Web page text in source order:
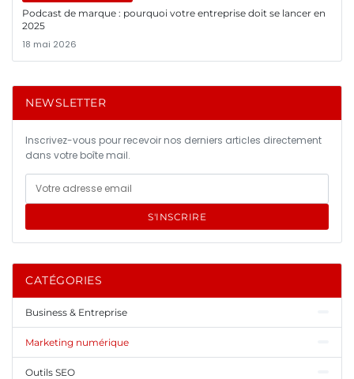
Podcast de marque : pourquoi votre entreprise doit se lancer en
2025
18 mai 2026
NEWSLETTER
Inscrivez-vous pour recevoir nos derniers articles directement
dans votre boîte mail.
S'INSCRIRE
CATÉGORIES
Business & Entreprise
Marketing numérique
Outils SEO